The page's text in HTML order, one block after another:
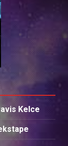
Kelce